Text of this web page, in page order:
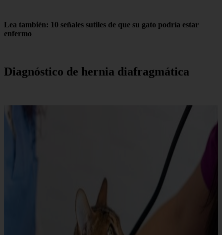
Lea también: 10 señales sutiles de que su gato podría estar
enfermo
Diagnóstico de hernia diafragmática